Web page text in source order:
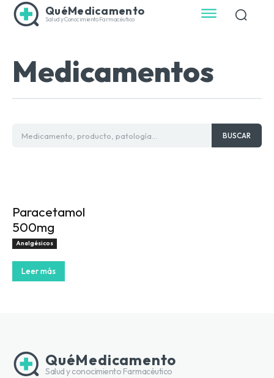
QuéMedicamento
Salud y Conocimiento Farmacéutico
Medicamentos
Medicamento, producto, patología... BUSCAR
Paracetamol
500mg
Analgésicos
Leer más
QuéMedicamento
Salud y conocimiento Farmacéutico